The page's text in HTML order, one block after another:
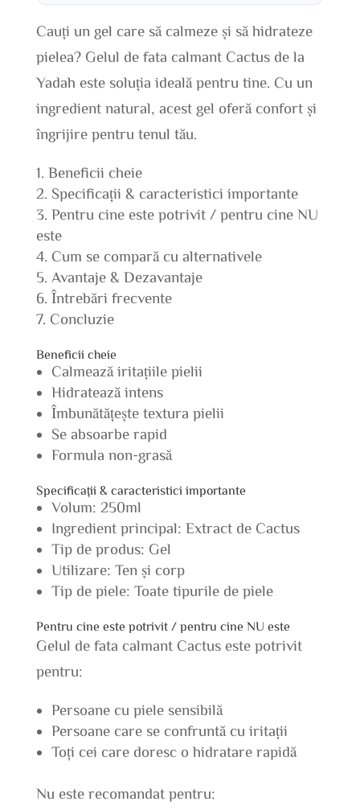
Cauți un gel care să calmeze și să hidrateze
pielea? Gelul de fata calmant Cactus de la
Yadah este soluția ideală pentru tine. Cu un
ingredient natural, acest gel oferă confort și
îngrijire pentru tenul tău.
Beneficii cheie
Specificații & caracteristici importante
Pentru cine este potrivit / pentru cine NU
este
Cum se compară cu alternativele
Avantaje & Dezavantaje
Întrebări frecvente
Concluzie
Beneficii cheie
Calmează iritațiile pielii
Hidratează intens
Îmbunătățește textura pielii
Se absoarbe rapid
Formula non-grasă
Specificații & caracteristici importante
Volum: 250ml
Ingredient principal: Extract de Cactus
Tip de produs: Gel
Utilizare: Ten și corp
Tip de piele: Toate tipurile de piele
Pentru cine este potrivit / pentru cine NU este
Gelul de fata calmant Cactus este potrivit
pentru:
Persoane cu piele sensibilă
Persoane care se confruntă cu iritații
Toți cei care doresc o hidratare rapidă
Nu este recomandat pentru: